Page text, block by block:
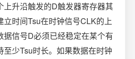
上升沿触发的D触发器寄存器其
立时间Tsu在时钟信号CLK的上
据信号D必须已经稳定在某个有
至少Tsu时长。如果数据在时钟